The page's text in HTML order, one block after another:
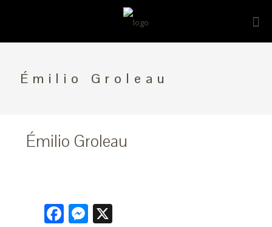
Émilio Groleau
Émilio Groleau
Facebook
Messenger